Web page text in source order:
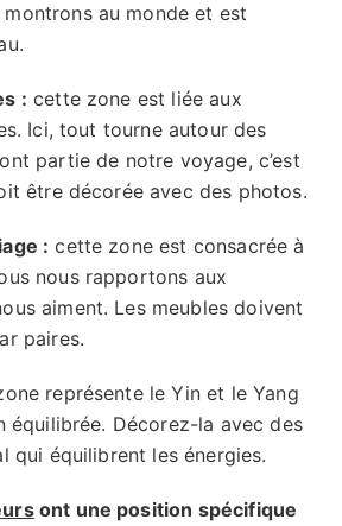
au monde et est
: cette zone est liée aux
Ici, tout tourne autour des
partie de notre voyage, c’est
être décorée avec des photos.
: cette zone est consacrée à
nous rapportons aux
aiment. Les meubles doivent
paires.
représente le Yin et le Yang
équilibrée. Décorez-la avec des
qui équilibrent les énergies.
ont une position spécifique